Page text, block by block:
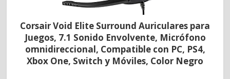
Corsair Void Elite Surround Auriculares para
Juegos, 7.1 Sonido Envolvente, Micrófono
omnidireccional, Compatible con PC, PS4,
Xbox One, Switch y Móviles, Color Negro